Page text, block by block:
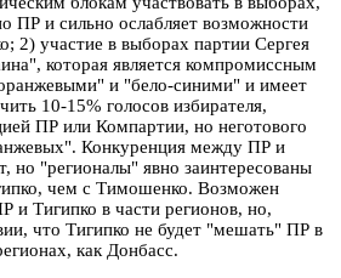
ПР и сильно ослабляет возможности
2) участие в выборах партии Сергея
которая является компромиссным
и "бело-синими" и имеет
10-15% голосов избирателя,
ПР или Компартии, но неготового
Конкуренция между ПР и
но "регионалы" явно заинтересованы
чем с Тимошенко. Возможен
и Тигипко в части регионов, но,
что Тигипко не будет "мешать" ПР в
как Донбасс.